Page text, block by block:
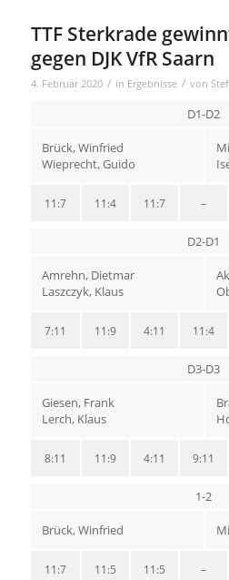
TTF Sterkrade
gegen DJK VfR Saarn
4. Februar 2020 / in Ergebnisse / von
D1-D2
Brück, Winfried
Wieprecht, Guido
–
11:7
11:4
11:7
D2-D1
Amrehn, Dietmar
Laszczyk, Klaus
11:4
4:11
11:9
7:11
D3-D3
Giesen, Frank
Lerch, Klaus
9:11
4:11
11:9
8:11
1-2
Brück, Winfried
–
11:5
11:5
11:7